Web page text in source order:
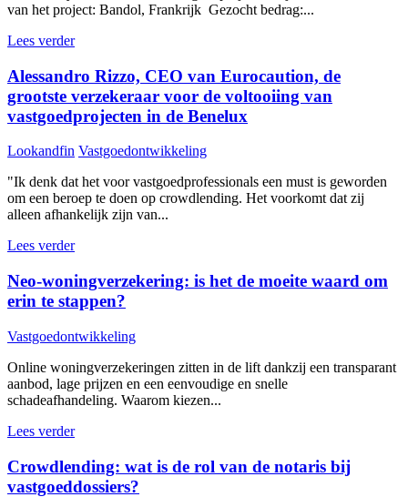
van het project: Bandol, Frankrijk Gezocht bedrag:...
Lees verder
Alessandro Rizzo, CEO van Eurocaution, de
grootste verzekeraar voor de voltooiing van
vastgoedprojecten in de Benelux
Lookandfin Vastgoedontwikkeling
"Ik denk dat het voor vastgoedprofessionals een must is geworden
om een beroep te doen op crowdlending. Het voorkomt dat zij
alleen afhankelijk zijn van...
Lees verder
Neo-woningverzekering: is het de moeite waard om
erin te stappen?
Vastgoedontwikkeling
Online woningverzekeringen zitten in de lift dankzij een transparant
aanbod, lage prijzen en een eenvoudige en snelle
schadeafhandeling. Waarom kiezen...
Lees verder
Crowdlending: wat is de rol van de notaris bij
vastgoeddossiers?